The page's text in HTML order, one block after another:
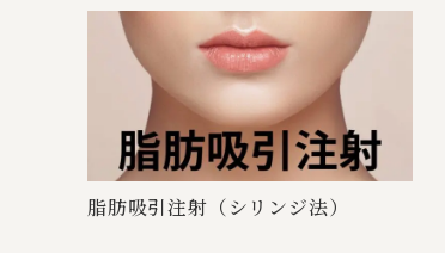
脂肪吸引注射（シリ ン ジ 法 ）